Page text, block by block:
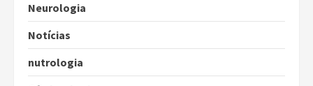
Neurologia
Notícias
nutrologia